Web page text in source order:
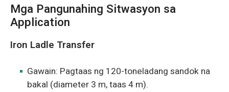
Mga Pangunahing Sitwasyon sa
Application
Iron Ladle Transfer
Gawain: Pagtaas ng 120-toneladang sandok na
bakal (diameter 3 m, taas 4 m).